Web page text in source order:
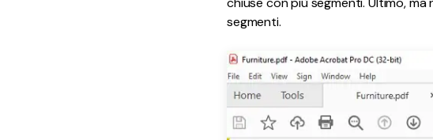
segmenti.